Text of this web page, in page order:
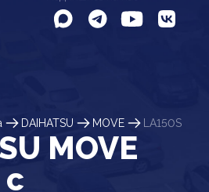
DAIHATSU MOVE LA150S
MOVE
c